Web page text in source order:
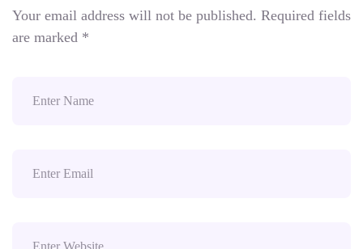
Your email address will not be published. Required fields
are marked *